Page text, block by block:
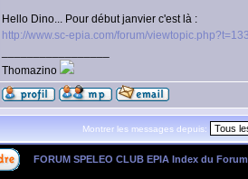
Hello Dino... Pour début janvier c'est là :
http://www.sc-epia.com/forum/
Thomazino
Montrer les messages depuis:
FORUM SPELEO CLUB EPIA Index du Forum